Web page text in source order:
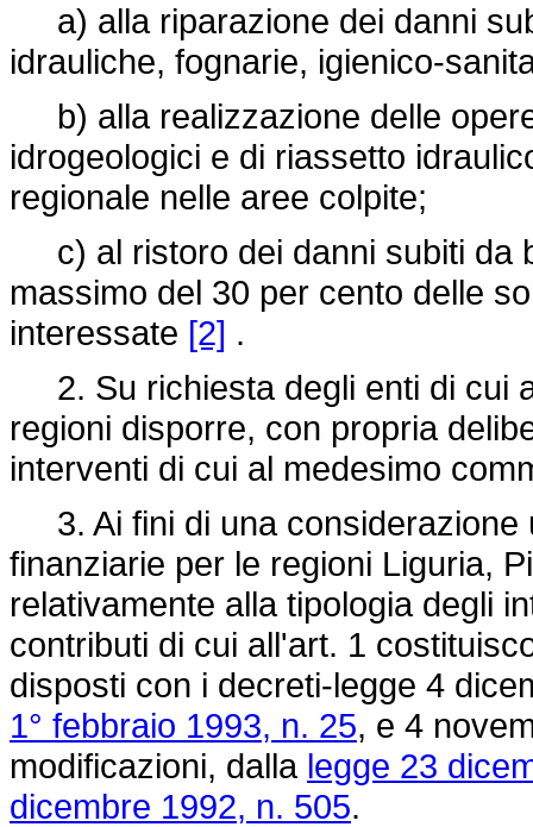
a) alla riparazione dei danni
idrauliche, fognarie, igienico-
b) alla realizzazione delle
idrogeologici e di riassetto
regionale nelle aree colpite;
c) al ristoro dei danni subiti da
massimo del 30 per cento delle
interessate [2] .
2. Su richiesta degli enti di cui
regioni disporre, con propria
interventi di cui al medesimo
3. Ai fini di una considerazione
finanziarie per le regioni Liguria,
relativamente alla tipologia degli
contributi di cui all'art. 1
disposti con i decreti-legge 4
1° febbraio 1993, n. 25, e 4
modificazioni, dalla legge 23
dicembre 1992, n. 505.